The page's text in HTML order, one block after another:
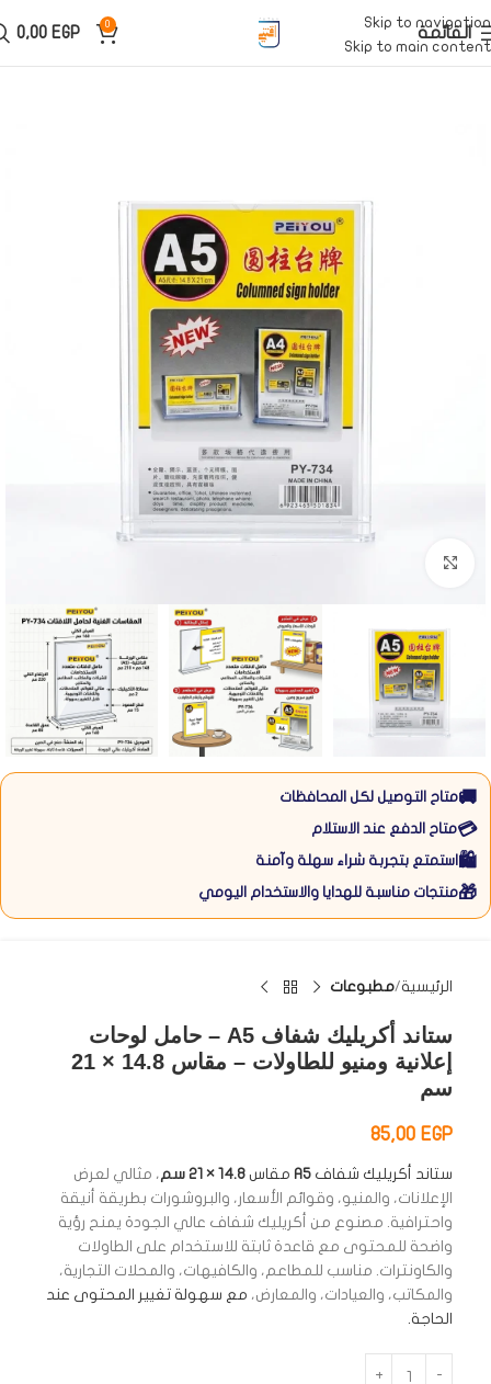
Skip to navigation
Skip to main content
القائمة 0
0,00 EGP
🚚متاح التوصيل لكل المحافظات
💳متاح الدفع عند الاستلام
🛍️ استمتع بتجربة شراء سهلة وآمنة
🎁منتجات مناسبة للهدايا والاستخدام اليومي
الرئيسية مطبوعات
ستاند أكريليك شفاف A5 – حامل لوحات
إعلانية ومنيو للطاولات – مقاس 14.8 × 21
سم
85,00 EGP
ستاند أكريليك شفاف A5 مقاس 14.8 × 21 سم
، مثالي لعرض
الإعلانات، والمنيو، وقوائم الأسعار، والبروشورات بطريقة أنيقة
واحترافية. مصنوع من أكريليك شفاف عالي الجودة يمنح رؤية
واضحة للمحتوى مع قاعدة ثابتة للاستخدام على الطاولات
والكاونترات. مناسب للمطاعم، والكافيهات، والمحلات التجارية،
والمكاتب، والعيادات، والمعارض، مع سهولة تغيير المحتوى عند
الحاجة.